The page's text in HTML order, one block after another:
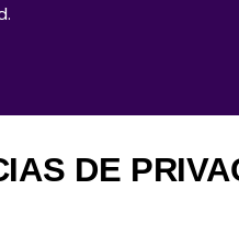
DE